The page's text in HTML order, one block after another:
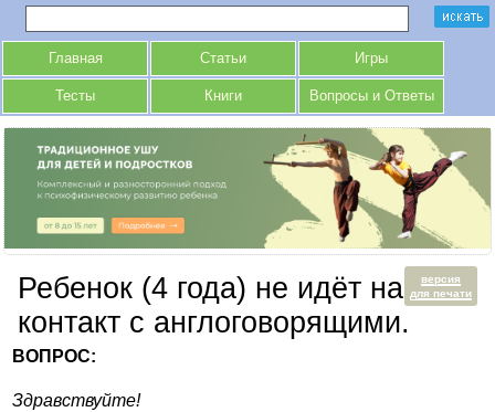
Главная Статьи Игры
Тесты Книги Вопросы и Ответы
версия
для печати
Ребенок (4 года) не идёт на
контакт с англоговорящими.
ВОПРОС:
Здравствуйте!